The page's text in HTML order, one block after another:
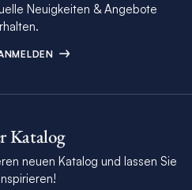
Neuigkeiten & Angebote
Katalog
neuen Katalog und lassen Sie